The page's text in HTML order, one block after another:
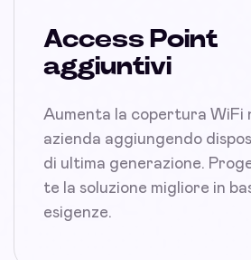
Access Point
aggiuntivi
Aumenta la copertura WiFi
azienda aggiungendo
di ultima generazione.
te la soluzione migliore in
esigenze.